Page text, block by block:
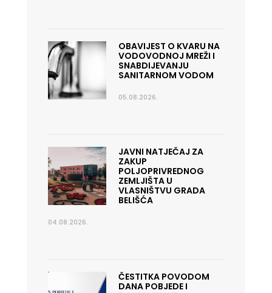
OBAVIJEST O KVARU NA
VODOVODNOJ MREŽI I
SNABDIJEVANJU
SANITARNOM VODOM
05.08.2026.
JAVNI NATJEČAJ ZA
ZAKUP
POLJOPRIVREDNOG
ZEMLJIŠTA U
VLASNIŠTVU GRADA
BELIŠĆA
04.08.2026.
ČESTITKA POVODOM
DANA POBJEDE I